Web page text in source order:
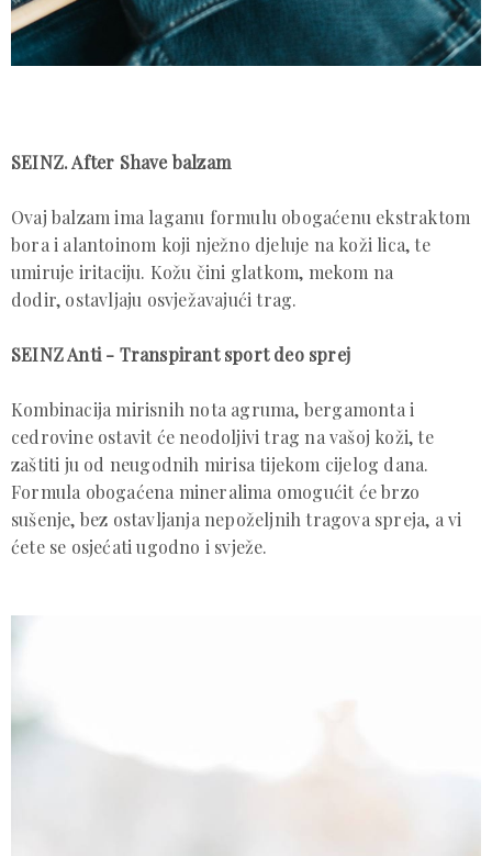
SEINZ. After Shave balzam
Ovaj balzam ima laganu formulu obogaćenu ekstraktom
bora i alantoinom koji nježno djeluje na koži lica, te
umiruje iritaciju. Kožu čini glatkom, mekom na
dodir, ostavljaju osvježavajući trag.
SEINZ Anti - Transpirant sport deo sprej
Kombinacija mirisnih nota agruma, bergamonta i
cedrovine ostavit će neodoljivi trag na vašoj koži, te
zaštiti ju od neugodnih mirisa tijekom cijelog dana.
Formula obogaćena mineralima omogućit će brzo
sušenje, bez ostavljanja nepoželjnih tragova spreja, a vi
ćete se osjećati ugodno i svježe.